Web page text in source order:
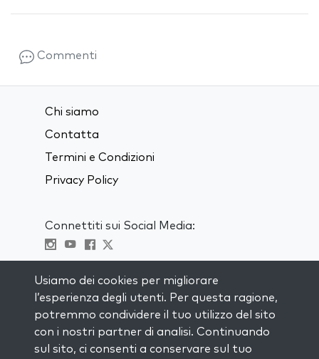
Commenti
Chi siamo
Contatta
Termini e Condizioni
Privacy Policy
Connettiti sui Social Media:
RIMANI AGGIORNATO
Iscriviti alla nostra mailing list e ricevi
ispirazione ogni settimana nella tua
Usiamo dei cookies per migliorare
l’esperienza degli utenti. Per questa ragione,
potremmo condividere il tuo utilizzo del sito
con i nostri partner di analisi. Continuando
sul sito, ci consenti a conservare sul tuo